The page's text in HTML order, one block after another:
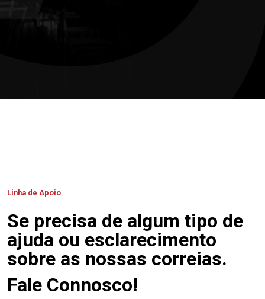
Linha de Apoio
Se precisa de algum tipo de
ajuda ou esclarecimento
sobre as nossas correias.
Fale Connosco!